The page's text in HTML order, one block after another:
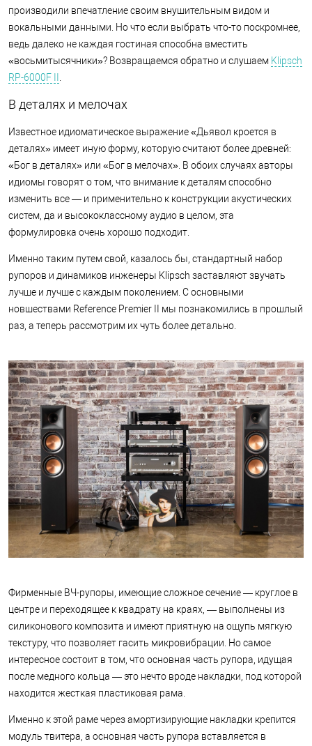
производили впечатление своим внушительным видом и
вокальными данными. Но что если выбрать что-то поскромнее,
ведь далеко не каждая гостиная способна вместить
«восьмитысячники»? Возвращаемся обратно и слушаем Klipsch
RP-6000F II
В деталях и мелочах
Известное идиоматическое выражение «Дьявол кроется в
деталях» имеет иную форму, которую считают более древней:
«Бог в деталях» или «Бог в мелочах». В обоих случаях авторы
идиомы говорят о том, что внимание к деталям способно
изменить все — и применительно к конструкции акустических
систем, да и высококлассному аудио в целом, эта
формулировка очень хорошо подходит.
Именно таким путем свой, казалось бы, стандартный набор
рупоров и динамиков инженеры Klipsch заставляют звучать
лучше и лучше с каждым поколением. С основными
новшествами Reference Premier II мы познакомились в прошлый
раз, а теперь рассмотрим их чуть более детально.
Фирменные ВЧ-рупоры, имеющие сложное сечение — круглое в
центре и переходящее к квадрату на краях, — выполнены из
силиконового композита и имеют приятную на ощупь мягкую
текстуру, что позволяет гасить микровибрации. Но самое
интересное состоит в том, что основная часть рупора, идущая
после медного кольца — это нечто вроде накладки, под которой
находится жесткая пластиковая рама.
Именно к этой раме через амортизирующие накладки крепится
модуль твитера, а основная часть рупора вставляется в